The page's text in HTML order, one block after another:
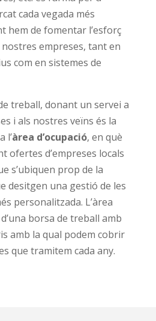
cada vegada més
hem de fomentar l’esforç
empreses, tant en
com en sistemes de
treball, donant un servei a
i als nostres veïns és la
l’àrea d’ocupació, en què
ofertes d’empreses locals
s’ubiquen prop de la
desitgen una gestió de les
personalitzada. L’àrea
borsa de treball amb
amb la qual podem cobrir
que tramitem cada any.